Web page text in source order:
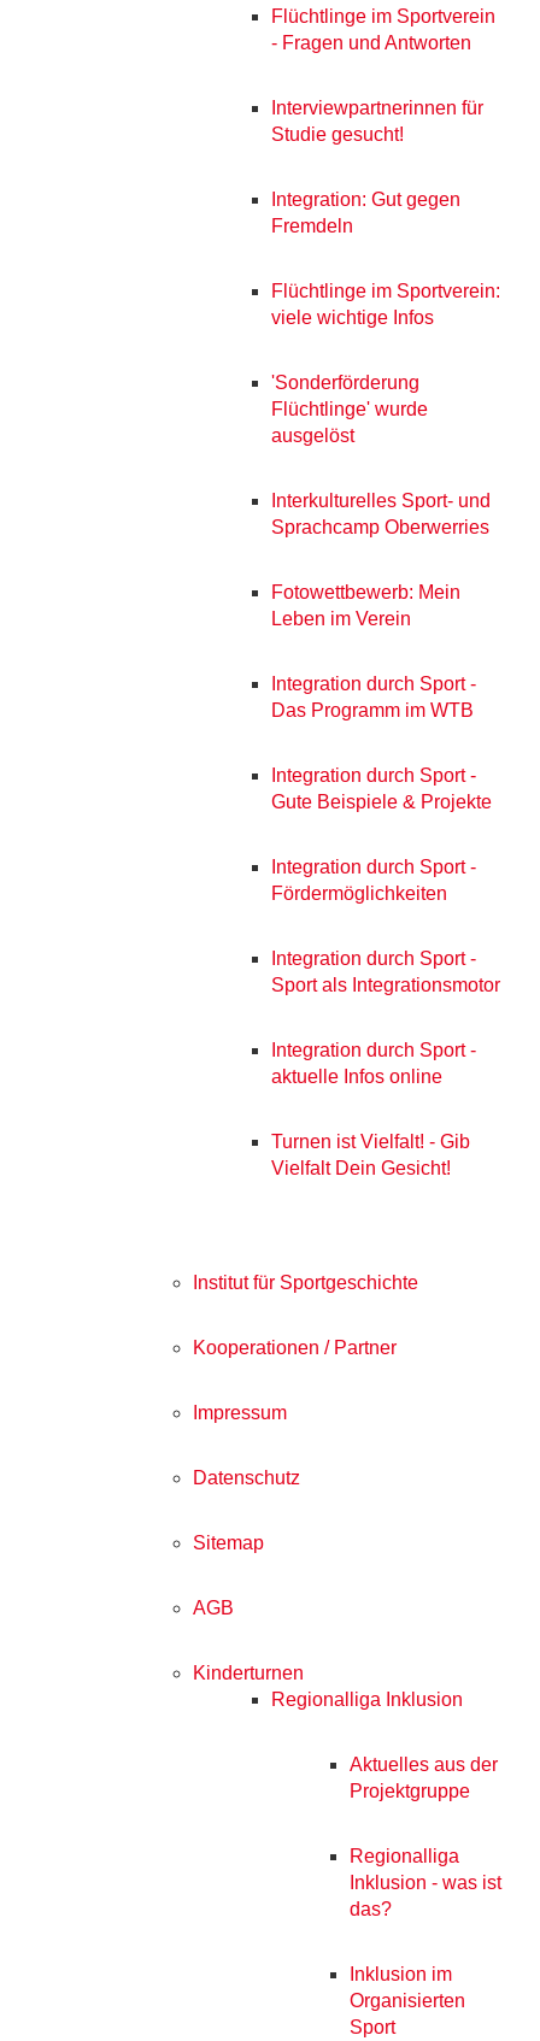
Flüchtlinge im Sportverein
- Fragen und Antworten
Interviewpartnerinnen für
Studie gesucht!
Integration: Gut gegen
Fremdeln
Flüchtlinge im Sportverein:
viele wichtige Infos
'Sonderförderung
Flüchtlinge' wurde
ausgelöst
Interkulturelles Sport- und
Sprachcamp Oberwerries
Fotowettbewerb: Mein
Leben im Verein
Integration durch Sport -
Das Programm im WTB
Integration durch Sport -
Gute Beispiele & Projekte
Integration durch Sport -
Fördermöglichkeiten
Integration durch Sport -
Sport als Integrationsmotor
Integration durch Sport -
aktuelle Infos online
Turnen ist Vielfalt! - Gib
Vielfalt Dein Gesicht!
Institut für Sportgeschichte
Kooperationen / Partner
Impressum
Datenschutz
Sitemap
AGB
Kinderturnen
Regionalliga Inklusion
Aktuelles aus der
Projektgruppe
Regionalliga
Inklusion - was ist
das?
Inklusion im
Organisierten
Sport